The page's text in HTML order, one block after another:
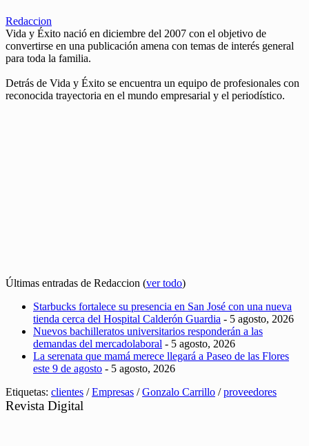
Redaccion
Vida y Éxito nació en diciembre del 2007 con el objetivo de
convertirse en una publicación amena con temas de interés general
para toda la familia.
Detrás de Vida y Éxito se encuentra un equipo de profesionales con
reconocida trayectoria en el mundo empresarial y el periodístico.
Últimas entradas de Redaccion (ver todo)
Starbucks fortalece su presencia en San José con una nueva
tienda cerca del Hospital Calderón Guardia - 5 agosto, 2026
Nuevos bachilleratos universitarios responderán a las
demandas del mercadolaboral - 5 agosto, 2026
La serenata que mamá merece llegará a Paseo de las Flores
este 9 de agosto - 5 agosto, 2026
Etiquetas: clientes /Empresas /Gonzalo Carrillo /proveedores
Revista Digital